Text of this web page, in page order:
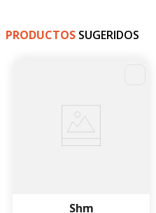
PRODUCTOS SUGERIDOS
Shm